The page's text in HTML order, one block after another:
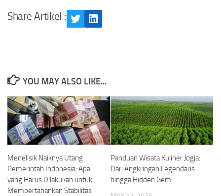
Share Artikel :
TwitterLinkedIn
YOU MAY ALSO LIKE...
Menelisik Naiknya Utang
Pemerintah Indonesia: Apa
yang Harus Dilakukan untuk
Mempertahankan Stabilitas
Panduan Wisata Kuliner Jogja:
Dari Angkringan Legendaris
hingga Hidden Gem